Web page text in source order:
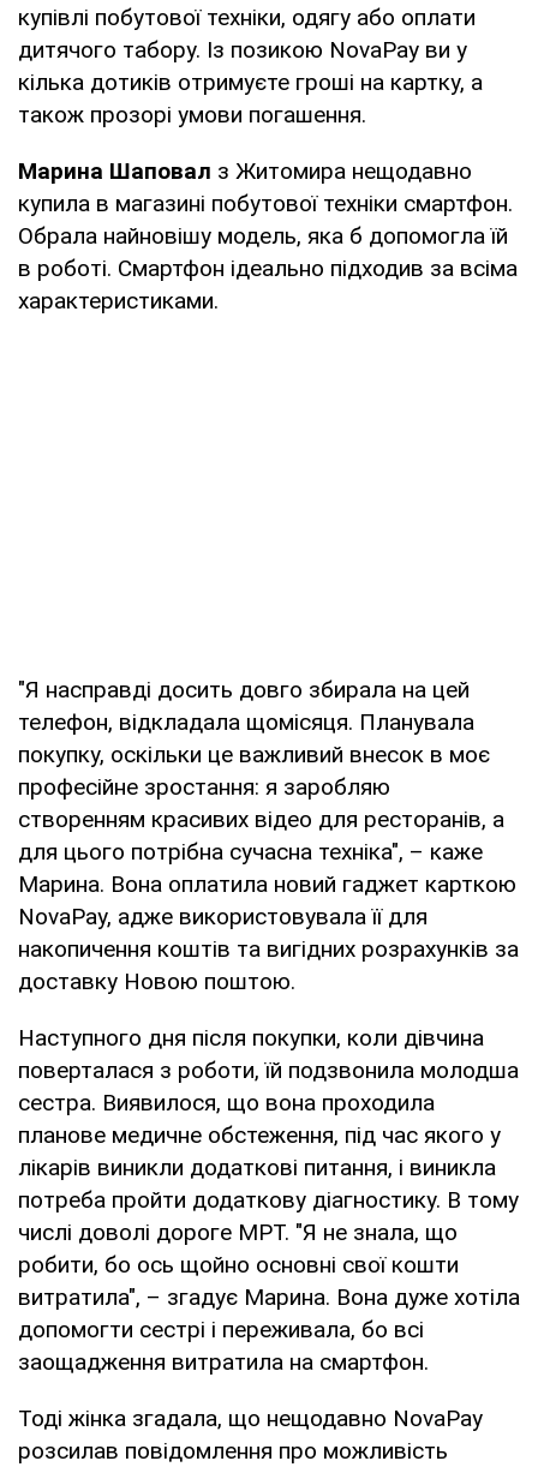
купівлі побутової техніки, одягу або оплати
дитячого табору. Із позикою NovaPay ви у
кілька дотиків отримуєте гроші на картку, а
також прозорі умови погашення.
Марина Шаповал з Житомира нещодавно
купила в магазині побутової техніки смартфон.
Обрала найновішу модель, яка б допомогла їй
в роботі. Смартфон ідеально підходив за всіма
характеристиками.
"Я насправді досить довго збирала на цей
телефон, відкладала щомісяця. Планувала
покупку, оскільки це важливий внесок в моє
професійне зростання: я заробляю
створенням красивих відео для ресторанів, а
для цього потрібна сучасна техніка", – каже
Марина. Вона оплатила новий гаджет карткою
NovaPay, адже використовувала її для
накопичення коштів та вигідних розрахунків за
доставку Новою поштою.
Наступного дня після покупки, коли дівчина
поверталася з роботи, їй подзвонила молодша
сестра. Виявилося, що вона проходила
планове медичне обстеження, під час якого у
лікарів виникли додаткові питання, і виникла
потреба пройти додаткову діагностику. В тому
числі доволі дороге МРТ. "Я не знала, що
робити, бо ось щойно основні свої кошти
витратила", – згадує Марина. Вона дуже хотіла
допомогти сестрі і переживала, бо всі
заощадження витратила на смартфон.
Тоді жінка згадала, що нещодавно NovaPay
розсилав повідомлення про можливість